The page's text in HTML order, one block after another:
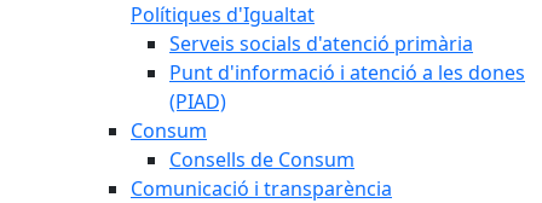
Polítiques d'Igualtat
Serveis socials d'atenció primària
Punt d'informació i atenció a les dones
(PIAD)
Consum
Consells de Consum
Comunicació i transparència